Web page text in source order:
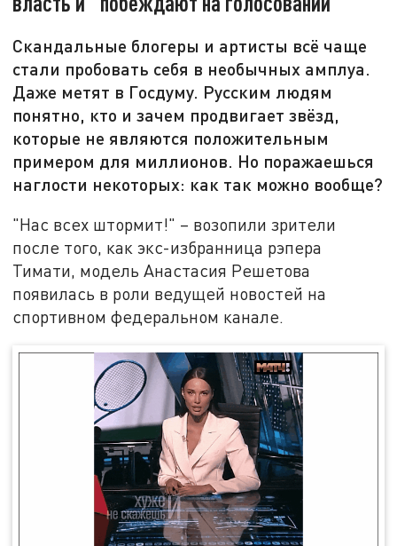
Скандальные блогеры и артисты всё чаще
стали пробовать себя в необычных амплуа.
Даже метят в Госдуму. Русским людям
понятно, кто и зачем продвигает звёзд,
которые не являются положительным
примером для миллионов. Но поражаешься
наглости некоторых: как так можно вообще?
"Нас всех штормит!" – возопили зрители
после того, как экс-избранница рэпера
Тимати, модель Анастасия Решетова
появилась в роли ведущей новостей на
спортивном федеральном канале.